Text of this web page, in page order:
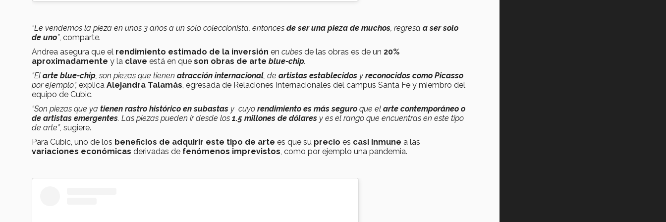
“Le vendemos la pieza en unos 3 años a un solo coleccionista, entonces de ser una pieza de muchos, regresa a ser solo
de uno”, comparte.
Andrea asegura que el rendimiento estimado de la inversión en cubes de las obras es de un 20%
aproximadamente y la clave está en que son obras de arte blue-chip.
“El arte blue-chip, son piezas que tienen atracción internacional, de artistas establecidos y reconocidos como Picasso
por ejemplo”, explica Alejandra Talamás, egresada de Relaciones Internacionales del campus Santa Fe y miembro del
equipo de Cubic.
“Son piezas que ya tienen rastro histórico en subastas y cuyo rendimiento es más seguro que el arte contemporáneo o
de artistas emergentes. Las piezas pueden ir desde los 1.5 millones de dólares y es el rango que encuentras en este tipo
de arte”, sugiere.
Para Cubic, uno de los beneficios de adquirir este tipo de arte es que su precio es casi inmune a las
variaciones económicas derivadas de fenómenos imprevistos, como por ejemplo una pandemia.